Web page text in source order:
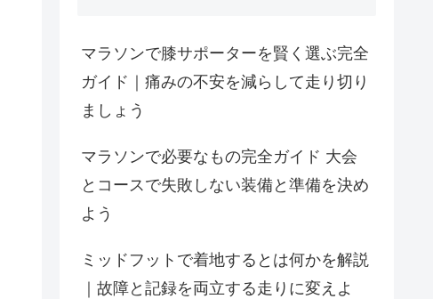
マラソンで膝サポーターを賢く選ぶ完全
ガイド｜痛みの不安を減らして走り切り
ましょう
マラソンで必要なもの完全ガイド 大会
とコースで失敗しない装備と準備を決め
よう
ミッドフットで着地するとは何かを解説
｜故障と記録を両立する走りに変えよ